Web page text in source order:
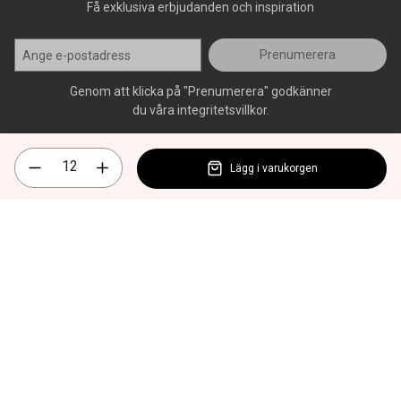
Få exklusiva erbjudanden och inspiration
Prenumerera
Genom att klicka på "Prenumerera" godkänner
du våra integritetsvillkor.
Lägg i varukorgen